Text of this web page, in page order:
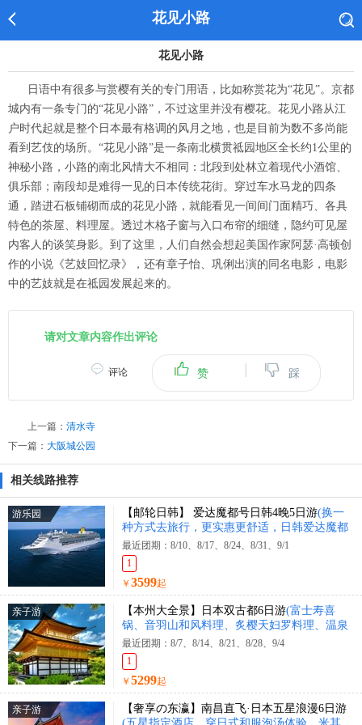
花见小路
花见小路
日语中有很多与赏樱有关的专门用语，比如称赏花为“花见”。京都
城内有一条专门的“花见小路”，不过这里并没有樱花。花见小路从江
户时代起就是整个日本最有格调的风月之地，也是目前为数不多尚能
看到艺伎的场所。“花见小路”是一条南北横贯祗园地区全长约1公里的
神秘小路，小路的南北风情大不相同：北段到处林立着现代小酒馆、
俱乐部；南段却是难得一见的日本传统花街。穿过车水马龙的四条
通，踏进石板铺砌而成的花见小路，就能看见一间间门面精巧、各具
特色的茶屋、料理屋。透过木格子窗与入口布帘的细缝，隐约可见屋
内客人的谈笑身影。到了这里，人们自然会想起美国作家阿瑟·高顿创
作的小说《艺妓回忆录》，还有章子怡、巩俐出演的同名电影，电影
中的艺妓就是在祗园发展起来的。
请对文章内容作出评论
赞 踩
评论
上一篇： 清水寺
下一篇： 大阪城公园
相关线路推荐
游乐园 【邮轮日韩】 爱达魔都号日韩4晚5日游(换一
种方式去旅行，更实惠更舒适，日韩爱达魔都
号豪华游轮4晚5天)
最近团期：8/10、8/17、8/24、8/31、9/1
1
￥ 3599起
亲子游 【本州大全景】日本双古都6日游(富士寿喜
锅、音羽山和风料理、炙樱天妇罗料理、温泉
料理等。)
最近团期：8/7、8/14、8/21、8/28、9/4
1
￥ 5299起
亲子游
【奢享の东瀛】南昌直飞·日本五星浪漫6日游